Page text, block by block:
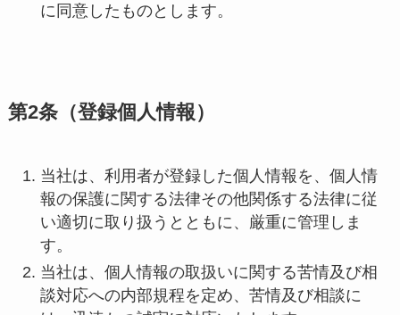
に同意したものとします。
第2条（登録個人情報）
当社は、利用者が登録した個人情報を、個人情
報の保護に関する法律その他関係する法律に従
い適切に取り扱うとともに、厳重に管理しま
す。
当社は、個人情報の取扱いに関する苦情及び相
談対応への内部規程を定め、苦情及び相談に